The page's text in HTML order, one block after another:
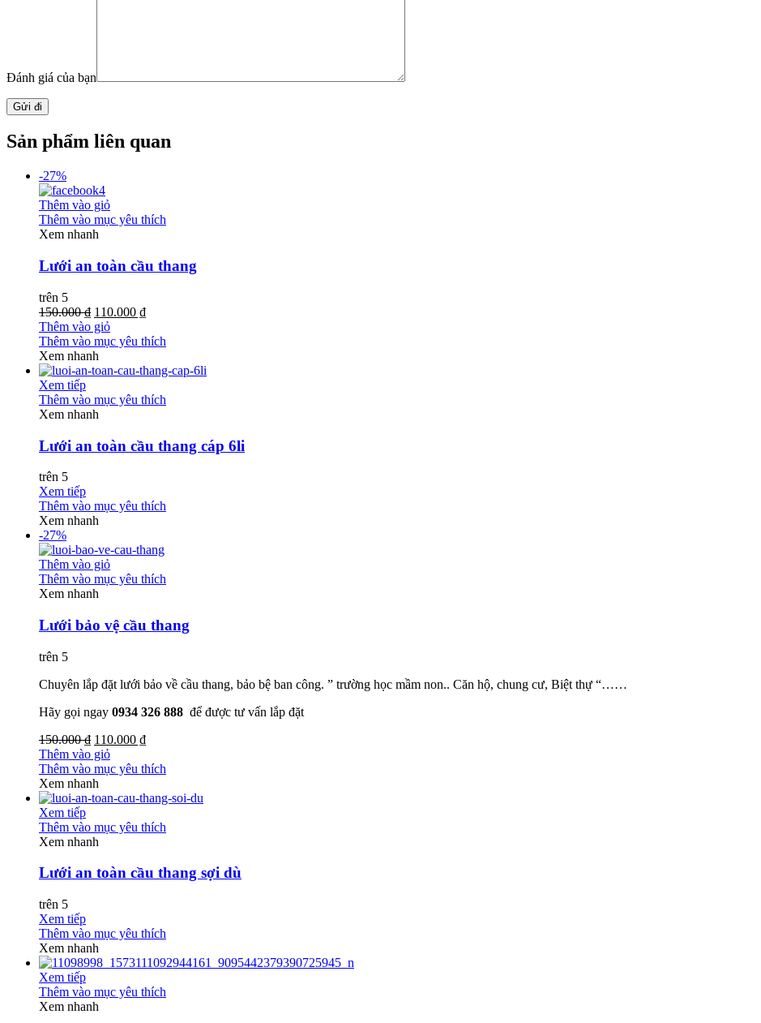
Đánh giá của bạn
Sản phẩm liên quan
-27%
Thêm vào giỏ
Thêm vào mục yêu thích
Xem nhanh
Lưới an toàn cầu thang
trên 5
150.000 ₫ 110.000 ₫
Thêm vào giỏ
Thêm vào mục yêu thích
Xem nhanh
Xem tiếp
Thêm vào mục yêu thích
Xem nhanh
Lưới an toàn cầu thang cáp 6li
trên 5
Xem tiếp
Thêm vào mục yêu thích
Xem nhanh
-27%
Thêm vào giỏ
Thêm vào mục yêu thích
Xem nhanh
Lưới bảo vệ cầu thang
trên 5
Chuyên lắp đặt lưới bảo về cầu thang, bảo bệ ban công. ” trường học mầm non.. Căn hộ, chung cư, Biệt thự “……
Hãy gọi ngay 0934 326 888 để được tư vấn lắp đặt
150.000 ₫ 110.000 ₫
Thêm vào giỏ
Thêm vào mục yêu thích
Xem nhanh
Xem tiếp
Thêm vào mục yêu thích
Xem nhanh
Lưới an toàn cầu thang sợi dù
trên 5
Xem tiếp
Thêm vào mục yêu thích
Xem nhanh
Xem tiếp
Thêm vào mục yêu thích
Xem nhanh